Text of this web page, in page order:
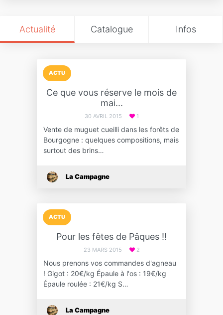
Actualité Catalogue Infos
ACTU
Ce que vous réserve le mois de
mai...
30 AVRIL 2015 1
Vente de muguet cueilli dans les forêts de
Bourgogne : quelques compositions, mais
surtout des brins…
La Campagne
ACTU
Pour les fêtes de Pâques !!
23 MARS 2015 2
Nous prenons vos commandes d'agneau
! Gigot : 20€/kg Épaule à l'os : 19€/kg
Épaule roulée : 21€/kg S…
La Campagne